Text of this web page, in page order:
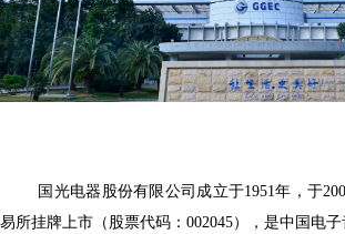
国光电器股份有限公司成立于1951年，于
易所挂牌上市（股票代码：002045），是中国电